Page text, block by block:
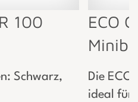
100
Schwarz,
ECO
Die ECO
ideal